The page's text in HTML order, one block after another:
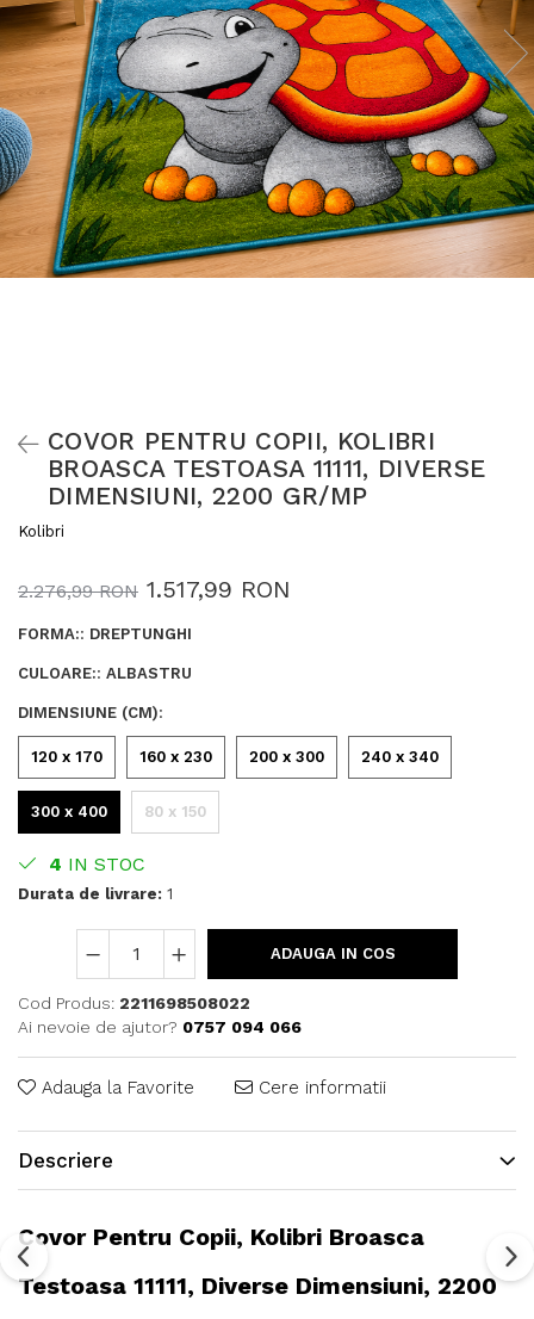
COVOR PENTRU COPII, KOLIBRI
BROASCA TESTOASA 11111, DIVERSE
DIMENSIUNI, 2200 GR/MP
Kolibri
2.276,99 RON 1.517,99 RON
FORMA:: DREPTUNGHI
CULOARE:: ALBASTRU
DIMENSIUNE (CM):
120 x 170 160 x 230 200 x 300 240 x 340
300 x 400 80 x 150
4 IN STOC
Durata de livrare: 1
ADAUGA IN COS
Cod Produs: 2211698508022
Ai nevoie de ajutor? 0757 094 066
Adauga la Favorite Cere informatii
Descriere
Covor Pentru Copii, Kolibri Broasca
Testoasa 11111, Diverse Dimensiuni, 2200